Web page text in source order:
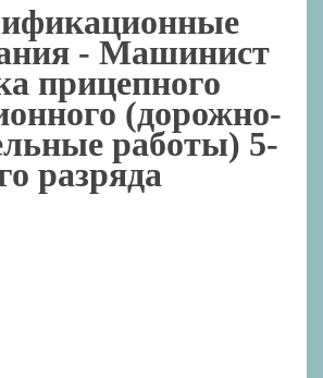
- Машинист
прицепного
(дорожно-
работы) 5-
разряда